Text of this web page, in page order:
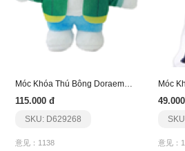
Móc Khóa Thú Bông Doraemon Phiên Bản Phim 2023
115.000 đ
SKU: D629268
意见：1138
Móc
意见：